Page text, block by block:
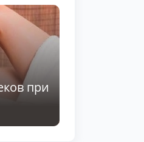
при